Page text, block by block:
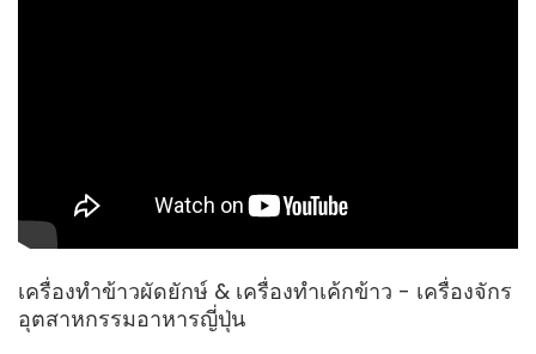
เครื่องทำข้าวผัดยักษ์ & เครื่องทำเค้กข้าว - เครื่องจักร
อุตสาหกรรมอาหารญี่ปุ่น